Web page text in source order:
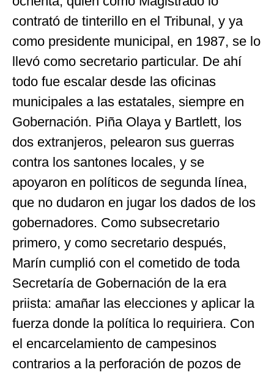
contrató de tinterillo en el Tribunal, y ya
como presidente municipal, en 1987, se lo
llevó como secretario particular. De ahí
todo fue escalar desde las oficinas
municipales a las estatales, siempre en
Gobernación. Piña Olaya y Bartlett, los
dos extranjeros, pelearon sus guerras
contra los santones locales, y se
apoyaron en políticos de segunda línea,
que no dudaron en jugar los dados de los
gobernadores. Como subsecretario
primero, y como secretario después,
Marín cumplió con el cometido de toda
Secretaría de Gobernación de la era
priista: amañar las elecciones y aplicar la
fuerza donde la política lo requiriera. Con
el encarcelamiento de campesinos
contrarios a la perforación de pozos de